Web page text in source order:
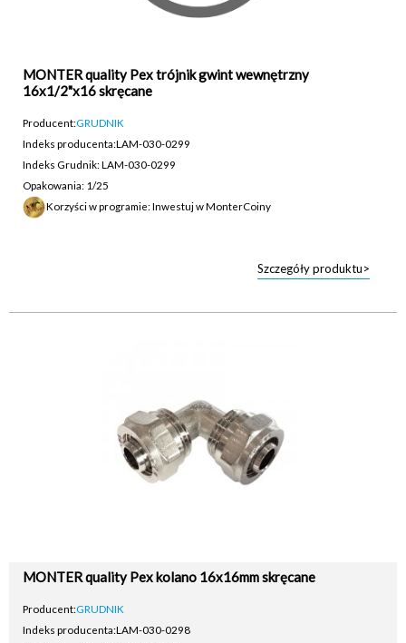
MONTER quality Pex trójnik gwint wewnętrzny
16x1/2"x16 skręcane
Producent:GRUDNIK
Indeks producenta:LAM-030-0299
Indeks Grudnik: LAM-030-0299
Opakowania: 1/25
Korzyści w programie: Inwestuj w MonterCoiny
Szczegóły produktu>
MONTER quality Pex kolano 16x16mm skręcane
Producent:GRUDNIK
Indeks producenta:LAM-030-0298